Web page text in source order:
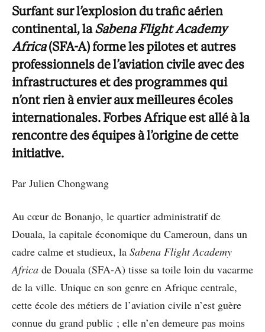
Surfant sur l’explosion du trafic aérien
continental, laSabena Flight Academy
Africa(SFA-A) forme les pilotes et autres
professionnels de l’aviation civile avec des
infrastructures et des programmes qui
n’ont rien à envier aux meilleures écoles
internationales. Forbes Afrique est allé à la
rencontre des équipes à l’origine de cette
initiative.
Par Julien Chongwang
Au cœur de Bonanjo, le quartier administratif de
Douala, la capitale économique du Cameroun, dans un
cadre calme et studieux, la Sabena Flight Academy
Africa de Douala (SFA-A) tisse sa toile loin du vacarme
de la ville. Unique en son genre en Afrique centrale,
cette école des métiers de l’aviation civile n’est guère
connue du grand public ; elle n’en demeure pas moins